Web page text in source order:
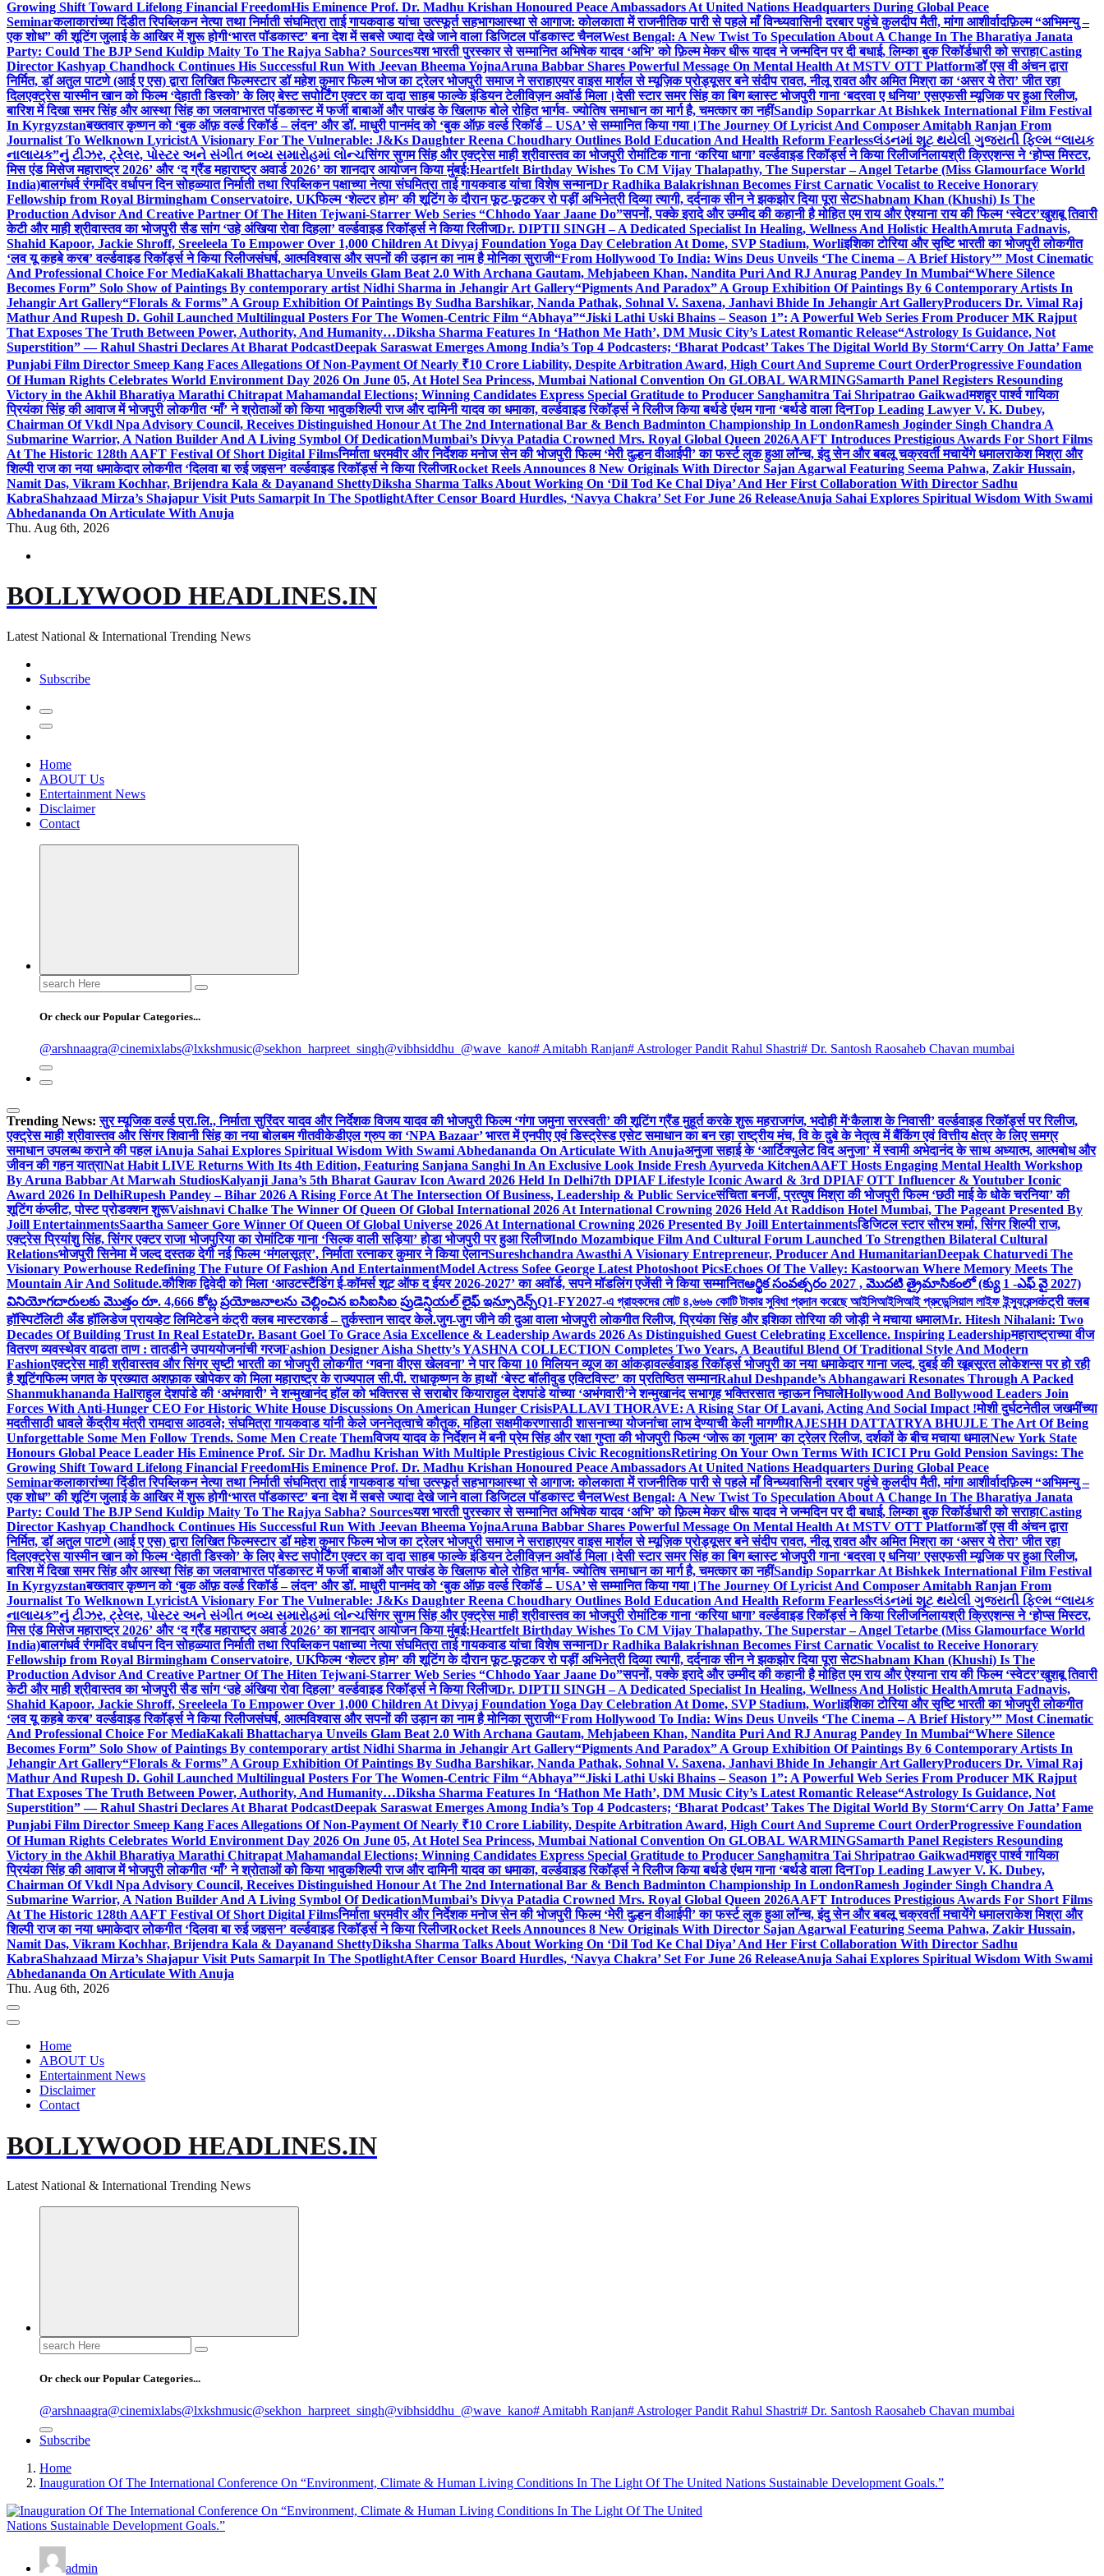
Growing Shift Toward Lifelong Financial FreedomHis Eminence Prof. Dr. Madhu Krishan Honoured Peace Ambassadors At United Nations Headquarters During Global Peace
Seminarकलाकारांच्या दिंडीत रिपब्लिकन नेत्या तथा निर्माती संघमित्रा ताई गायकवाड यांचा उत्स्फूर्त सहभागआस्था से आगाज: कोलकाता में राजनीतिक पारी से पहले माँ विन्ध्यवासिनी दरबार पहुंचे कुलदीप मैती, मांगा आशीर्वादफ़िल्म “अभिमन्यु –
एक शोध” की शूटिंग जुलाई के आखिर में शुरू होगी‘भारत पॉडकास्ट’ बना देश में सबसे ज्यादा देखे जाने वाला डिजिटल पॉडकास्ट चैनलWest Bengal: A New Twist To Speculation About A Change In The Bharatiya Janata
Party: Could The BJP Send Kuldip Maity To The Rajya Sabha? Sourcesयश भारती पुरस्कार से सम्मानित अभिषेक यादव ‘अभि’ को फ़िल्म मेकर धीरू यादव ने जन्मदिन पर दी बधाई, लिम्का बुक रिकॉर्डधारी को सराहाCasting
Director Kashyap Chandhock Continues His Successful Run With Jeevan Bheema YojnaAruna Babbar Shares Powerful Message On Mental Health At MSTV OTT Platformडॉ एस वी अंचन द्वारा
निर्मित, डॉ अतुल पाटणे (आई ए एस) द्वारा लिखित फिल्मस्टार डॉ महेश कुमार फिल्म भोज का ट्रेलर भोजपुरी समाज ने सराहाएयर वाइस मार्शल से म्यूज़िक प्रोड्यूसर बने संदीप रावत, नीलू रावत और अमित मिश्रा का ‘असर ये तेरा’ जीत रहा
दिलएक्ट्रेस यास्मीन खान को फिल्म ‘देहाती डिस्को’ के लिए बेस्ट सपोर्टिंग एक्टर का दादा साहब फाल्के इंडियन टेलीविज़न अवॉर्ड मिला।देसी स्टार समर सिंह का बिग ब्लास्ट भोजपुरी गाना ‘बदरवा ए धनिया’ एसएफसी म्यूजिक पर हुआ रिलीज,
बारिश में दिखा समर सिंह और आस्था सिंह का जलवाभारत पॉडकास्ट में फर्जी बाबाओं और पाखंड के खिलाफ बोले रोहित भार्गव- ज्योतिष समाधान का मार्ग है, चमत्कार का नहींSandip Soparrkar At Bishkek International Film Festival
In Kyrgyzstanबख्तवार कृष्णन को ‘बुक ऑफ़ वर्ल्ड रिकॉर्ड – लंदन’ और डॉ. माधुरी पानमंद को ‘बुक ऑफ़ वर्ल्ड रिकॉर्ड – USA’ से सम्मानित किया गया।The Journey Of Lyricist And Composer Amitabh Ranjan From
Journalist To Welknown LyricistA Visionary For The Vulnerable: J&Ks Daughter Reena Choudhary Outlines Bold Education And Health Reform Fearlessલંડનમાં શૂટ થયેલી ગુજરાતી ફિલ્મ “લાયક
નાલાયક”નું ટીઝર, ટ્રેલર, પોસ્ટર અને સંગીત ભવ્ય સમારોહમાં લોન્ચसिंगर सुगम सिंह और एक्ट्रेस माही श्रीवास्तव का भोजपुरी रोमांटिक गाना ‘करिया धागा’ वर्ल्डवाइड रिकॉर्ड्स ने किया रिलीजनिलायश्री क्रिएशन्स ने ‘होप्स मिस्टर,
मिस एंड मिसेज महाराष्ट्र 2026’ और ‘द ग्रैंड महाराष्ट्र अवार्ड 2026’ का शानदार आयोजन किया मुंबई:Heartfelt Birthday Wishes To CM Vijay Thalapathy, The Superstar – Angel Tetarbe (Miss Glamourface World
India)बालगंधर्व रंगमंदिर वर्धापन दिन सोहळ्यात निर्माती तथा रिपब्लिकन पक्षाच्या नेत्या संघमित्रा ताई गायकवाड यांचा विशेष सन्मानDr Radhika Balakrishnan Becomes First Carnatic Vocalist to Receive Honorary
Fellowship from Royal Birmingham Conservatoire, UKफिल्म ‘शेल्टर होम’ की शूटिंग के दौरान फूट-फूटकर रो पड़ीं अभिनेत्री दिव्या त्यागी, दर्दनाक सीन ने झकझोर दिया पूरा सेटShabnam Khan (Khushi) Is The
Production Advisor And Creative Partner Of The Hiten Tejwani-Starrer Web Series “Chhodo Yaar Jaane Do”सपनों, पक्के इरादे और उम्मीद की कहानी है मोहित एम राय और ऐश्याना राय की फिल्म ‘स्वेटर’खुशबू तिवारी
केटी और माही श्रीवास्तव का भोजपुरी सैड सांग ‘उहे अंखिया रोवा दिहला’ वर्ल्डवाइड रिकॉर्ड्स ने किया रिलीजDr. DIPTII SINGH – A Dedicated Specialist In Healing, Wellness And Holistic HealthAmruta Fadnavis,
Shahid Kapoor, Jackie Shroff, Sreeleela To Empower Over 1,000 Children At Divyaj Foundation Yoga Day Celebration At Dome, SVP Stadium, Worliइशिका टोरिया और सृष्टि भारती का भोजपुरी लोकगीत
‘लव यू कहबे करब’ वर्ल्डवाइड रिकॉर्ड्स ने किया रिलीजसंघर्ष, आत्मविश्वास और सपनों की उड़ान का नाम है मोनिका सुराजी“From Hollywood To India: Wins Deus Unveils ‘The Cinema – A Brief History’” Most Cinematic
And Professional Choice For MediaKakali Bhattacharya Unveils Glam Beat 2.0 With Archana Gautam, Mehjabeen Khan, Nandita Puri And RJ Anurag Pandey In Mumbai“Where Silence
Becomes Form” Solo Show of Paintings By contemporary artist Nidhi Sharma in Jehangir Art Gallery“Pigments And Paradox” A Group Exhibition Of Paintings By 6 Contemporary Artists In
Jehangir Art Gallery“Florals & Forms” A Group Exhibition Of Paintings By Sudha Barshikar, Nanda Pathak, Sohnal V. Saxena, Janhavi Bhide In Jehangir Art GalleryProducers Dr. Vimal Raj
Mathur And Rupesh D. Gohil Launched Multilingual Posters For The Women-Centric Film “Abhaya”“Jiski Lathi Uski Bhains – Season 1”: A Powerful Web Series From Producer MK Rajput
That Exposes The Truth Between Power, Authority, And Humanity…Diksha Sharma Features In ‘Hathon Me Hath’, DM Music City’s Latest Romantic Release“Astrology Is Guidance, Not
Superstition” — Rahul Shastri Declares At Bharat PodcastDeepak Saraswat Emerges Among India’s Top 4 Podcasters; ‘Bharat Podcast’ Takes The Digital World By Storm‘Carry On Jatta’ Fame
Punjabi Film Director Smeep Kang Faces Allegations Of Non-Payment Of Nearly ₹10 Crore Liability, Despite Arbitration Award, High Court And Supreme Court OrderProgressive Foundation
Of Human Rights Celebrates World Environment Day 2026 On June 05, At Hotel Sea Princess, Mumbai National Convention On GLOBAL WARMINGSamarth Panel Registers Resounding
Victory in the Akhil Bharatiya Marathi Chitrapat Mahamandal Elections; Winning Candidates Express Special Gratitude to Producer Sanghamitra Tai Shripatrao Gaikwadमशहूर पार्श्व गायिका
प्रियंका सिंह की आवाज में भोजपुरी लोकगीत ‘माँ’ ने श्रोताओं को किया भावुकशिल्पी राज और दामिनी यादव का धमाका, वर्ल्डवाइड रिकॉर्ड्स ने रिलीज किया बर्थडे एंथम गाना ‘बर्थडे वाला दिनTop Leading Lawyer V. K. Dubey,
Chairman Of Vkdl Npa Advisory Council, Receives Distinguished Honour At The 2nd International Bar & Bench Badminton Championship In LondonRamesh Joginder Singh Chandra A
Submarine Warrior, A Nation Builder And A Living Symbol Of DedicationMumbai’s Divya Patadia Crowned Mrs. Royal Global Queen 2026AAFT Introduces Prestigious Awards For Short Films
At The Historic 128th AAFT Festival Of Short Digital Filmsनिर्माता धरमवीर और निर्देशक मनोज सेन की भोजपुरी फिल्म ‘मेरी दुल्हन वीआईपी’ का फर्स्ट लुक हुआ लॉन्च, इंदु सेन और बबलू चक्रवर्ती मचायेंगे धमालराकेश मिश्रा और
शिल्पी राज का नया धमाकेदार लोकगीत ‘दिलवा बा रुई जइसन’ वर्ल्डवाइड रिकॉर्ड्स ने किया रिलीजRocket Reels Announces 8 New Originals With Director Sajan Agarwal Featuring Seema Pahwa, Zakir Hussain,
Namit Das, Vikram Kochhar, Brijendra Kala & Dayanand ShettyDiksha Sharma Talks About Working On ‘Dil Tod Ke Chal Diya’ And Her First Collaboration With Director Sadhu
KabraShahzaad Mirza’s Shajapur Visit Puts Samarpit In The SpotlightAfter Censor Board Hurdles, ‘Navya Chakra’ Set For June 26 ReleaseAnuja Sahai Explores Spiritual Wisdom With Swami
Abhedananda On Articulate With Anuja
Thu. Aug 6th, 2026
BOLLYWOOD HEADLINES.IN
Latest National & International Trending News
Subscribe
Home
ABOUT Us
Entertainment News
Disclaimer
Contact
Search
for:
Or check our Popular Categories...
@arshnaagra@cinemixlabs@lxkshmusic@sekhon_harpreet_singh@vibhsiddhu_ @wave_kano# Amitabh Ranjan# Astrologer Pandit Rahul Shastri# Dr. Santosh Raosaheb Chavan mumbai
Trending News: सुर म्यूजिक वर्ल्ड प्रा.लि., निर्माता सुरिंदर यादव और निर्देशक विजय यादव की भोजपुरी फिल्म ‘गंगा जमुना सरस्वती’ की शूटिंग ग्रैंड मुहूर्त करके शुरू महराजगंज, भदोही में‘कैलाश के निवासी’ वर्ल्डवाइड रिकॉर्ड्स पर रिलीज,
एक्ट्रेस माही श्रीवास्तव और सिंगर शिवानी सिंह का नया बोलबम गीतवीकेडीएल ग्रुप का ‘NPA Bazaar’ भारत में एनपीए एवं डिस्ट्रेस्ड एसेट समाधान का बन रहा राष्ट्रीय मंच, वि के दुबे के नेतृत्व में बैंकिंग एवं वित्तीय क्षेत्र के लिए समग्र
समाधान उपलब्ध कराने की पहल iAnuja Sahai Explores Spiritual Wisdom With Swami Abhedananda On Articulate With Anujaअनुजा सहाई के ‘आर्टिक्युलेट विद अनुजा’ में स्वामी अभेदानंद के साथ अध्यात्म, आत्मबोध और
जीवन की गहन यात्राNat Habit LIVE Returns With Its 4th Edition, Featuring Sanjana Sanghi In An Exclusive Look Inside Fresh Ayurveda KitchenAAFT Hosts Engaging Mental Health Workshop
By Aruna Babbar At Marwah StudiosKalyanji Jana’s 5th Bharat Gaurav Icon Award 2026 Held In Delhi7th DPIAF Lifestyle Iconic Award & 3rd DPIAF OTT Influencer & Youtuber Iconic
Award 2026 In DelhiRupesh Pandey – Bihar 2026 A Rising Force At The Intersection Of Business, Leadership & Public Serviceसंचिता बनर्जी, प्रत्युष मिश्रा की भोजपुरी फिल्म ‘छठी माई के धोके चरनिया’ की
शूटिंग कंप्लीट, पोस्ट प्रोडक्शन शुरूVaishnavi Chalke The Winner Of Queen Of Global International 2026 At International Crowning 2026 Held At Raddison Hotel Mumbai, The Pageant Presented By
Joill EntertainmentsSaartha Sameer Gore Winner Of Queen Of Global Universe 2026 At International Crowning 2026 Presented By Joill Entertainmentsडिजिटल स्टार सौरभ शर्मा, सिंगर शिल्पी राज,
एक्ट्रेस प्रियांशु सिंह, सिंगर एक्टर राजा भोजपुरिया का रोमांटिक गाना ‘सिल्क वाली सड़िया’ होडा भोजपुरी पर हुआ रिलीजIndo Mozambique Film And Cultural Forum Launched To Strengthen Bilateral Cultural
Relationsभोजपुरी सिनेमा में जल्द दस्तक देगी नई फिल्म ‘मंगलसूत्र’, निर्माता रत्नाकर कुमार ने किया ऐलानSureshchandra Awasthi A Visionary Entrepreneur, Producer And HumanitarianDeepak Chaturvedi The
Visionary Powerhouse Redefining The Future Of Fashion And EntertainmentModel Actress Sofee George Latest Photoshoot PicsEchoes Of The Valley: Kastoorwan Where Memory Meets The
Mountain Air And Solitude.कौशिक द्विवेदी को मिला ‘आउटस्टैंडिंग ई-कॉमर्स शूट ऑफ द ईयर 2026-2027’ का अवॉर्ड, सपने मॉडलिंग एजेंसी ने किया सम्मानितఆర్థిక సంవత్సరం 2027 , మొదటి త్రైమాసికంలో (క్యు 1 -ఎఫ్ వై 2027)
వినియోగదారులకు మొత్తం రూ. 4,666 కోట్ల ప్రయోజనాలను చెల్లించిన ఐసిఐసిఐ ప్రుడెన్షియల్ లైఫ్ ఇన్సూరెన్స్Q1-FY2027-এ গ্রাহকদের মোট ৪,৬৬৬ কোটি টাকার সুবিধা প্রদান করেছে আইসিআইসিআই প্রুডেন্সিয়াল লাইফ ইন্স্যুরেন্সकंट्री क्लब
हॉस्पिटॅलिटी अँड हॉलिडेज प्रायव्हेट लिमिटेडने कंट्री क्लब मास्टरकार्ड – तुर्कस्तान सादर केले.जुग-जुग जीने की दुआ वाला भोजपुरी लोकगीत रिलीज, प्रियंका सिंह और इशिका तोरिया की जोड़ी ने मचाया धमालMr. Hitesh Nihalani: Two
Decades Of Building Trust In Real EstateDr. Basant Goel To Grace Asia Excellence & Leadership Awards 2026 As Distinguished Guest Celebrating Excellence. Inspiring Leadershipमहाराष्ट्राच्या वीज
वितरण व्यवस्थेवर वाढता ताण : तातडीने उपाययोजनांची गरजFashion Designer Aisha Shetty’s YASHNA COLLECTION Completes Two Years, A Beautiful Blend Of Traditional Style And Modern
Fashionएक्ट्रेस माही श्रीवास्तव और सिंगर सृष्टी भारती का भोजपुरी लोकगीत ‘गवना वीएस खेलवना’ ने पार किया 10 मिलियन व्यूज का आंकड़ावर्ल्डवाइड रिकॉर्ड्स भोजपुरी का नया धमाकेदार गाना जल्द, दुबई की खूबसूरत लोकेशन्स पर हो रही
है शूटिंगफिल्म जगत के प्रख्यात अशफ़ाक खोपेकर को मिला महाराष्ट्र के राज्यपाल सी.पी. राधाकृष्णन के हाथों ‘बेस्ट बॉलीवुड एक्टिविस्ट’ का प्रतिष्ठित सम्मानRahul Deshpande’s Abhangawari Resonates Through A Packed
Shanmukhananda Hallराहुल देशपांडे की ‘अभंगवारी’ ने शन्मुखानंद हॉल को भक्तिरस से सराबोर कियाराहुल देशपांडे यांच्या ‘अभंगवारी’ने शन्मुखानंद सभागृह भक्तिरसात न्हाऊन निघालेHollywood And Bollywood Leaders Join
Forces With Anti-Hunger CEO For Historic White House Discussions On American Hunger CrisisPALLAVI THORAVE: A Rising Star Of Lavani, Acting And Social Impact !मोशी दुर्घटनेतील जखमींच्या
मदतीसाठी धावले केंद्रीय मंत्री रामदास आठवले; संघमित्रा गायकवाड यांनी केले जननेतृत्वाचे कौतुक, महिला सक्षमीकरणासाठी शासनाच्या योजनांचा लाभ देण्याची केली मागणीRAJESHH DATTATRYA BHUJLE The Art Of Being
Unforgettable Some Men Follow Trends. Some Men Create Themविजय यादव के निर्देशन में बनी प्रेम सिंह और रक्षा गुप्ता की भोजपुरी फिल्म ‘जोरू का गुलाम’ का ट्रेलर रिलीज, दर्शकों के बीच मचाया धमालNew York State
Honours Global Peace Leader His Eminence Prof. Sir Dr. Madhu Krishan With Multiple Prestigious Civic RecognitionsRetiring On Your Own Terms With ICICI Pru Gold Pension Savings: The
Growing Shift Toward Lifelong Financial FreedomHis Eminence Prof. Dr. Madhu Krishan Honoured Peace Ambassadors At United Nations Headquarters During Global Peace
Seminarकलाकारांच्या दिंडीत रिपब्लिकन नेत्या तथा निर्माती संघमित्रा ताई गायकवाड यांचा उत्स्फूर्त सहभागआस्था से आगाज: कोलकाता में राजनीतिक पारी से पहले माँ विन्ध्यवासिनी दरबार पहुंचे कुलदीप मैती, मांगा आशीर्वादफ़िल्म “अभिमन्यु –
एक शोध” की शूटिंग जुलाई के आखिर में शुरू होगी‘भारत पॉडकास्ट’ बना देश में सबसे ज्यादा देखे जाने वाला डिजिटल पॉडकास्ट चैनलWest Bengal: A New Twist To Speculation About A Change In The Bharatiya Janata
Party: Could The BJP Send Kuldip Maity To The Rajya Sabha? Sourcesयश भारती पुरस्कार से सम्मानित अभिषेक यादव ‘अभि’ को फ़िल्म मेकर धीरू यादव ने जन्मदिन पर दी बधाई, लिम्का बुक रिकॉर्डधारी को सराहाCasting
Director Kashyap Chandhock Continues His Successful Run With Jeevan Bheema YojnaAruna Babbar Shares Powerful Message On Mental Health At MSTV OTT Platformडॉ एस वी अंचन द्वारा
निर्मित, डॉ अतुल पाटणे (आई ए एस) द्वारा लिखित फिल्मस्टार डॉ महेश कुमार फिल्म भोज का ट्रेलर भोजपुरी समाज ने सराहाएयर वाइस मार्शल से म्यूज़िक प्रोड्यूसर बने संदीप रावत, नीलू रावत और अमित मिश्रा का ‘असर ये तेरा’ जीत रहा
दिलएक्ट्रेस यास्मीन खान को फिल्म ‘देहाती डिस्को’ के लिए बेस्ट सपोर्टिंग एक्टर का दादा साहब फाल्के इंडियन टेलीविज़न अवॉर्ड मिला।देसी स्टार समर सिंह का बिग ब्लास्ट भोजपुरी गाना ‘बदरवा ए धनिया’ एसएफसी म्यूजिक पर हुआ रिलीज,
बारिश में दिखा समर सिंह और आस्था सिंह का जलवाभारत पॉडकास्ट में फर्जी बाबाओं और पाखंड के खिलाफ बोले रोहित भार्गव- ज्योतिष समाधान का मार्ग है, चमत्कार का नहींSandip Soparrkar At Bishkek International Film Festival
In Kyrgyzstanबख्तवार कृष्णन को ‘बुक ऑफ़ वर्ल्ड रिकॉर्ड – लंदन’ और डॉ. माधुरी पानमंद को ‘बुक ऑफ़ वर्ल्ड रिकॉर्ड – USA’ से सम्मानित किया गया।The Journey Of Lyricist And Composer Amitabh Ranjan From
Journalist To Welknown LyricistA Visionary For The Vulnerable: J&Ks Daughter Reena Choudhary Outlines Bold Education And Health Reform Fearlessલંડનમાં શૂટ થયેલી ગુજરાતી ફિલ્મ “લાયક
નાલાયક”નું ટીઝર, ટ્રેલર, પોસ્ટર અને સંગીત ભવ્ય સમારોહમાં લોન્ચसिंगर सुगम सिंह और एक्ट्रेस माही श्रीवास्तव का भोजपुरी रोमांटिक गाना ‘करिया धागा’ वर्ल्डवाइड रिकॉर्ड्स ने किया रिलीजनिलायश्री क्रिएशन्स ने ‘होप्स मिस्टर,
मिस एंड मिसेज महाराष्ट्र 2026’ और ‘द ग्रैंड महाराष्ट्र अवार्ड 2026’ का शानदार आयोजन किया मुंबई:Heartfelt Birthday Wishes To CM Vijay Thalapathy, The Superstar – Angel Tetarbe (Miss Glamourface World
India)बालगंधर्व रंगमंदिर वर्धापन दिन सोहळ्यात निर्माती तथा रिपब्लिकन पक्षाच्या नेत्या संघमित्रा ताई गायकवाड यांचा विशेष सन्मानDr Radhika Balakrishnan Becomes First Carnatic Vocalist to Receive Honorary
Fellowship from Royal Birmingham Conservatoire, UKफिल्म ‘शेल्टर होम’ की शूटिंग के दौरान फूट-फूटकर रो पड़ीं अभिनेत्री दिव्या त्यागी, दर्दनाक सीन ने झकझोर दिया पूरा सेटShabnam Khan (Khushi) Is The
Production Advisor And Creative Partner Of The Hiten Tejwani-Starrer Web Series “Chhodo Yaar Jaane Do”सपनों, पक्के इरादे और उम्मीद की कहानी है मोहित एम राय और ऐश्याना राय की फिल्म ‘स्वेटर’खुशबू तिवारी
केटी और माही श्रीवास्तव का भोजपुरी सैड सांग ‘उहे अंखिया रोवा दिहला’ वर्ल्डवाइड रिकॉर्ड्स ने किया रिलीजDr. DIPTII SINGH – A Dedicated Specialist In Healing, Wellness And Holistic HealthAmruta Fadnavis,
Shahid Kapoor, Jackie Shroff, Sreeleela To Empower Over 1,000 Children At Divyaj Foundation Yoga Day Celebration At Dome, SVP Stadium, Worliइशिका टोरिया और सृष्टि भारती का भोजपुरी लोकगीत
‘लव यू कहबे करब’ वर्ल्डवाइड रिकॉर्ड्स ने किया रिलीजसंघर्ष, आत्मविश्वास और सपनों की उड़ान का नाम है मोनिका सुराजी“From Hollywood To India: Wins Deus Unveils ‘The Cinema – A Brief History’” Most Cinematic
And Professional Choice For MediaKakali Bhattacharya Unveils Glam Beat 2.0 With Archana Gautam, Mehjabeen Khan, Nandita Puri And RJ Anurag Pandey In Mumbai“Where Silence
Becomes Form” Solo Show of Paintings By contemporary artist Nidhi Sharma in Jehangir Art Gallery“Pigments And Paradox” A Group Exhibition Of Paintings By 6 Contemporary Artists In
Jehangir Art Gallery“Florals & Forms” A Group Exhibition Of Paintings By Sudha Barshikar, Nanda Pathak, Sohnal V. Saxena, Janhavi Bhide In Jehangir Art GalleryProducers Dr. Vimal Raj
Mathur And Rupesh D. Gohil Launched Multilingual Posters For The Women-Centric Film “Abhaya”“Jiski Lathi Uski Bhains – Season 1”: A Powerful Web Series From Producer MK Rajput
That Exposes The Truth Between Power, Authority, And Humanity…Diksha Sharma Features In ‘Hathon Me Hath’, DM Music City’s Latest Romantic Release“Astrology Is Guidance, Not
Superstition” — Rahul Shastri Declares At Bharat PodcastDeepak Saraswat Emerges Among India’s Top 4 Podcasters; ‘Bharat Podcast’ Takes The Digital World By Storm‘Carry On Jatta’ Fame
Punjabi Film Director Smeep Kang Faces Allegations Of Non-Payment Of Nearly ₹10 Crore Liability, Despite Arbitration Award, High Court And Supreme Court OrderProgressive Foundation
Of Human Rights Celebrates World Environment Day 2026 On June 05, At Hotel Sea Princess, Mumbai National Convention On GLOBAL WARMINGSamarth Panel Registers Resounding
Victory in the Akhil Bharatiya Marathi Chitrapat Mahamandal Elections; Winning Candidates Express Special Gratitude to Producer Sanghamitra Tai Shripatrao Gaikwadमशहूर पार्श्व गायिका
प्रियंका सिंह की आवाज में भोजपुरी लोकगीत ‘माँ’ ने श्रोताओं को किया भावुकशिल्पी राज और दामिनी यादव का धमाका, वर्ल्डवाइड रिकॉर्ड्स ने रिलीज किया बर्थडे एंथम गाना ‘बर्थडे वाला दिनTop Leading Lawyer V. K. Dubey,
Chairman Of Vkdl Npa Advisory Council, Receives Distinguished Honour At The 2nd International Bar & Bench Badminton Championship In LondonRamesh Joginder Singh Chandra A
Submarine Warrior, A Nation Builder And A Living Symbol Of DedicationMumbai’s Divya Patadia Crowned Mrs. Royal Global Queen 2026AAFT Introduces Prestigious Awards For Short Films
At The Historic 128th AAFT Festival Of Short Digital Filmsनिर्माता धरमवीर और निर्देशक मनोज सेन की भोजपुरी फिल्म ‘मेरी दुल्हन वीआईपी’ का फर्स्ट लुक हुआ लॉन्च, इंदु सेन और बबलू चक्रवर्ती मचायेंगे धमालराकेश मिश्रा और
शिल्पी राज का नया धमाकेदार लोकगीत ‘दिलवा बा रुई जइसन’ वर्ल्डवाइड रिकॉर्ड्स ने किया रिलीजRocket Reels Announces 8 New Originals With Director Sajan Agarwal Featuring Seema Pahwa, Zakir Hussain,
Namit Das, Vikram Kochhar, Brijendra Kala & Dayanand ShettyDiksha Sharma Talks About Working On ‘Dil Tod Ke Chal Diya’ And Her First Collaboration With Director Sadhu
KabraShahzaad Mirza’s Shajapur Visit Puts Samarpit In The SpotlightAfter Censor Board Hurdles, ‘Navya Chakra’ Set For June 26 ReleaseAnuja Sahai Explores Spiritual Wisdom With Swami
Abhedananda On Articulate With Anuja
Thu. Aug 6th, 2026
Home
ABOUT Us
Entertainment News
Disclaimer
Contact
BOLLYWOOD HEADLINES.IN
Latest National & International Trending News
Search
for:
Or check our Popular Categories...
@arshnaagra@cinemixlabs@lxkshmusic@sekhon_harpreet_singh@vibhsiddhu_ @wave_kano# Amitabh Ranjan# Astrologer Pandit Rahul Shastri# Dr. Santosh Raosaheb Chavan mumbai
Subscribe
Home
Inauguration Of The International Conference On “Environment, Climate & Human Living Conditions In The Light Of The United Nations Sustainable Development Goals.”
admin